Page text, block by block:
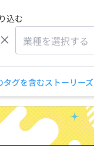
込む
× 業種を選択する
タグを含むストーリーズ